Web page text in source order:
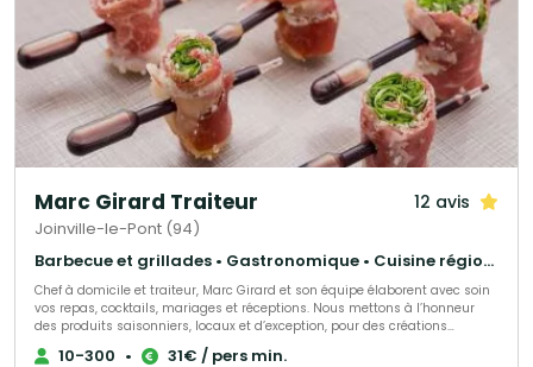
l’assurance d’avoir la prestation conforme à ce qui a été décidé
préalablement et donc d’envisager votre événement avec sérénité.
Professionnelle et passionnée, notre équipe à pour objectif de faire de
votre événement une exaltation des sens par un festival de couleurs et de
saveurs.
Marc Girard Traiteur 12 avis
Joinville-le-Pont (94)
Barbecue et grillades • Gastronomique • Cuisine régionale
Chef à domicile et traiteur, Marc Girard et son équipe élaborent avec soin
vos repas, cocktails, mariages et réceptions. Nous mettons à l’honneur
des produits saisonniers, locaux et d’exception, pour des créations
gourmandes et raffinées qui raviront vos convives. Engagés pour une
cuisine responsable, nous soutenons la consommation durable des
10-300 • 31€ / pers min.